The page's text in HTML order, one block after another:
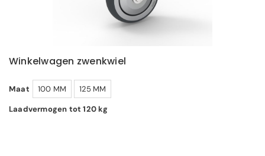
Winkelwagen zwenkwiel
Maat 100 MM
125 MM
Laadvermogen tot 120 kg